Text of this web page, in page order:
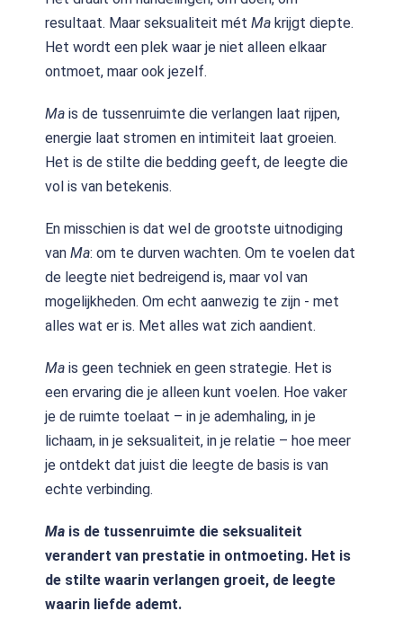
resultaat. Maar seksualiteit mét Ma krijgt diepte.
Het wordt een plek waar je niet alleen elkaar
ontmoet, maar ook jezelf.
Ma is de tussenruimte die verlangen laat rijpen,
energie laat stromen en intimiteit laat groeien.
Het is de stilte die bedding geeft, de leegte die
vol is van betekenis.
En misschien is dat wel de grootste uitnodiging
van Ma: om te durven wachten. Om te voelen dat
de leegte niet bedreigend is, maar vol van
mogelijkheden. Om echt aanwezig te zijn - met
alles wat er is. Met alles wat zich aandient.
Ma is geen techniek en geen strategie. Het is
een ervaring die je alleen kunt voelen. Hoe vaker
je de ruimte toelaat – in je ademhaling, in je
lichaam, in je seksualiteit, in je relatie – hoe meer
je ontdekt dat juist die leegte de basis is van
echte verbinding.
Ma is de tussenruimte die seksualiteit
verandert van prestatie in ontmoeting. Het is
de stilte waarin verlangen groeit, de leegte
waarin liefde ademt.